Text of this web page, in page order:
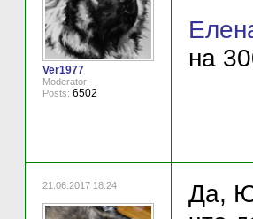
Ver1977
Moderator
Posts: 6502
на
21.06.2017 18:24
Да,